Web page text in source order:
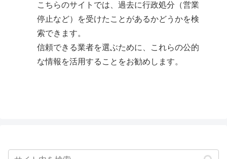
こちらのサイトでは、過去に行政処分（営業
停止など）を受けたことがあるかどうかを検
索できます。
信頼できる業者を選ぶために、これらの公的
な情報を活用することをお勧めします。